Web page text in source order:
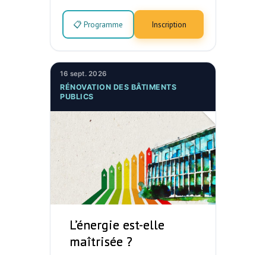
📋 Programme Inscription
16 sept. 2026
RÉNOVATION DES BÂTIMENTS
PUBLICS
L’énergie est-elle
maîtrisée ?